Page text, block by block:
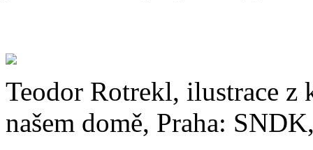
Teodor Rotrekl, ilustrace
našem domě, Praha: